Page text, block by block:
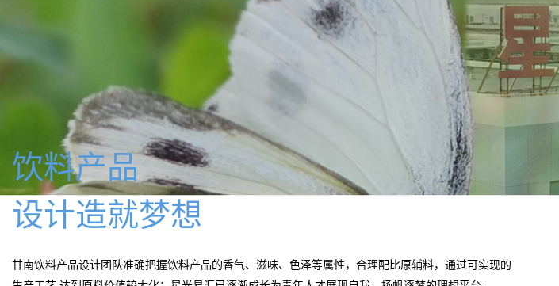
配制酒产品
研发流程
甘南饮料产品研发提供包括完整的配方、生产工艺以及原材料、设备供应商等整套生产技术服务；按照